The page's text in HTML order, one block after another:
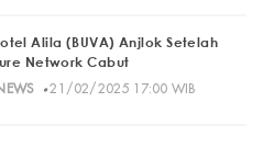
Alila (BUVA) Anjlok Setelah
Network Cabut
· 21/02/2025 17:00 WIB